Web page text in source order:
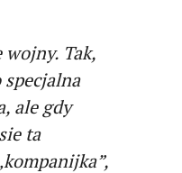
wojny. Tak,
specjalna
ale gdy
ta